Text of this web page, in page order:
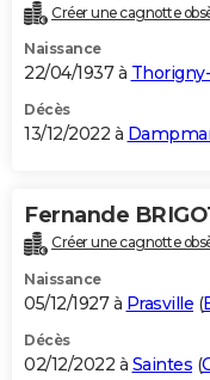
Créer une cagnotte
Naissance
22/04/1937 à
Décès
13/12/2022 à
Fernande
Créer une cagnotte
Naissance
05/12/1927 à Prasville (
Décès
02/12/2022 à Saintes (